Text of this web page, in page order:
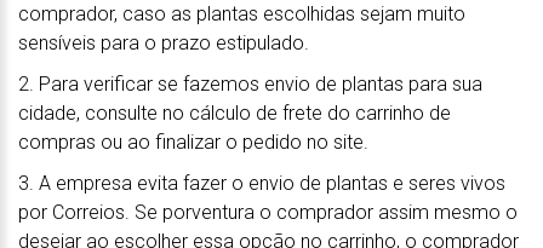
comprador, caso as plantas escolhidas sejam muito
sensíveis para o prazo estipulado.
2. Para verificar se fazemos envio de plantas para sua
cidade, consulte no cálculo de frete do carrinho de
compras ou ao finalizar o pedido no site.
3. A empresa evita fazer o envio de plantas e seres vivos
por Correios. Se porventura o comprador assim mesmo o
desejar ao escolher essa opção no carrinho, o comprador